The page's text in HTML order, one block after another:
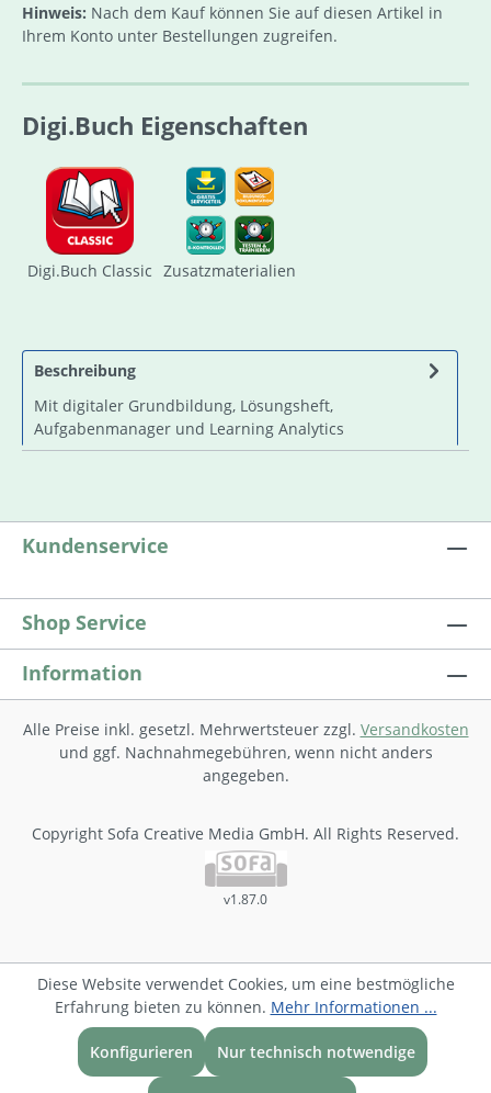
Hinweis: Nach dem Kauf können Sie auf diesen Artikel in
Ihrem Konto unter Bestellungen zugreifen.
Digi.Buch Eigenschaften
Digi.Buch Classic Zusatzmaterialien
Beschreibung
Mit digitaler Grundbildung, Lösungsheft,
Aufgabenmanager und Learning Analytics
Kundenservice
Shop Service
Information
Alle Preise inkl. gesetzl. Mehrwertsteuer zzgl. Versandkosten
und ggf. Nachnahmegebühren, wenn nicht anders
angegeben.
Copyright Sofa Creative Media GmbH. All Rights Reserved.
v1.87.0
Diese Website verwendet Cookies, um eine bestmögliche
Erfahrung bieten zu können. Mehr Informationen ...
Nur technisch notwendige
Konfigurieren